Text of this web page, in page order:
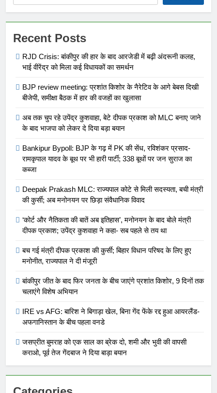
Recent Posts
RJD Crisis: बांकीपुर की हार के बाद आरजेडी में बढ़ी अंदरूनी कलह,
भाई वीरेंद्र को मिला कई विधायकों का समर्थन
BJP review meeting: प्रशांत किशोर के नैरेटिव के आगे बेबस दिखी
बीजेपी, समीक्षा बैठक में हार की वजहों का खुलासा
अब तक चुप रहे उपेंद्र कुशवाहा, बेटे दीपक प्रकाश को MLC बनाए जाने
के बाद भाजपा को लेकर दे दिया बड़ा बयान
Bankipur Bypoll: BJP के गढ़ में PK की सेंध, रविशंकर प्रसाद-
रामकृपाल यादव के बूथ पर भी हारी पार्टी; 338 बूथों पर जन सुराज का
कब्जा
Deepak Prakash MLC: राज्यपाल कोटे से मिली सदस्यता, बची मंत्री
की कुर्सी; अब मनोनयन पर छिड़ा संवैधानिक विवाद
‘कोर्ट और नैतिकता की बातें अब इतिहास’, मनोनयन के बाद बोले मंत्री
दीपक प्रकाश; उपेंद्र कुशवाहा ने कहा- सब पहले से तय था
बच गई मंत्री दीपक प्रकाश की कुर्सी; बिहार विधान परिषद के लिए हुए
मनोनीत, राज्यपाल ने दी मंजूरी
बांकीपुर जीत के बाद फिर जनता के बीच जाएंगे प्रशांत किशोर, 9 दिनों तक
चलाएंगे विशेष अभियान
IRE vs AFG: बारिश ने बिगाड़ा खेल, बिना गेंद फेंके रद्द हुआ आयरलैंड-
अफगानिस्तान के बीच पहला वनडे
जसप्रीत बुमराह को एक साल का ब्रेक दो, शमी और भुवी की वापसी
कराओ, पूर्व तेज गेंदबाज ने दिया बाड़ा बयान